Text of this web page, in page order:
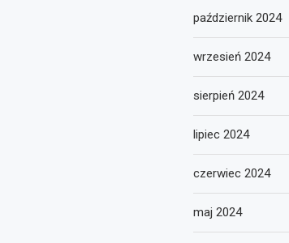
październik 2024
wrzesień 2024
sierpień 2024
lipiec 2024
czerwiec 2024
maj 2024